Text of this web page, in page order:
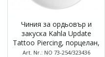
Чиния за ордьовър и
закуска Kahla Update
Tattoo Piercing, порцелан,
Ø 21 см
Art. Nr.: NO 73-254/323436